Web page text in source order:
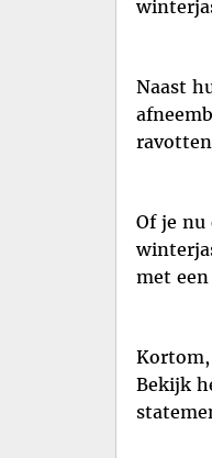
Naast
Of je nu
met
Bekijk